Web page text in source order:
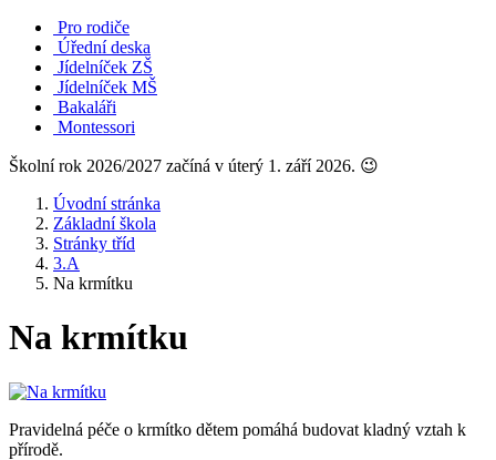
Pro rodiče
Úřední deska
Jídelníček ZŠ
Jídelníček MŠ
Bakaláři
Montessori
Školní rok 2026/2027 začíná v úterý 1. září 2026. 😉
Úvodní stránka
Základní škola
Stránky tříd
3.A
Na krmítku
Na krmítku
Pravidelná péče o krmítko dětem pomáhá budovat kladný vztah k
přírodě.